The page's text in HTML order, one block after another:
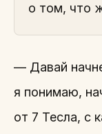
о том, что
— Давай
я понимаю,
от 7 Тесла, с